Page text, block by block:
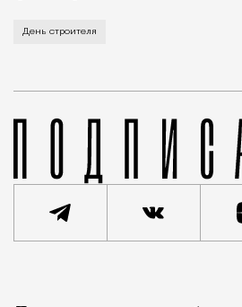
В этом году
День строителя